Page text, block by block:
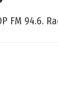
FM 94.6.